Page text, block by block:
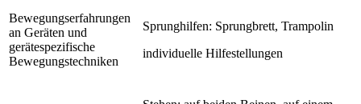
Bewegungserfahrungen
an Geräten und
gerätespezifische
Bewegungstechniken
Sprunghilfen: Sprungbrett, Trampolin
individuelle Hilfestellungen